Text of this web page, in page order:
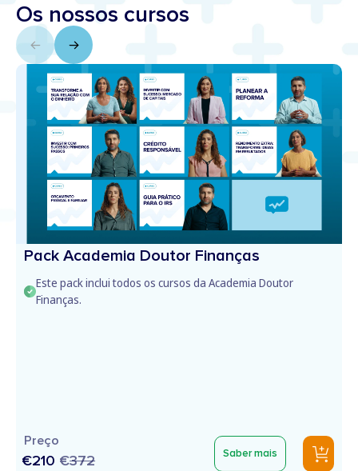
Os nossos cursos
Pack Academia Doutor Finanças
Este pack inclui todos os cursos da Academia Doutor
Finanças.
Preço
€210 €372 Saber mais